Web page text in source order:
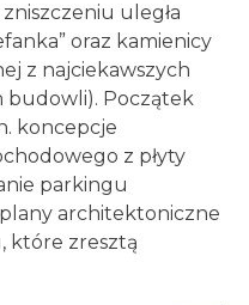
uległa
oraz kamienicy
z najciekawszych
Początek
koncepcje
z płyty
parkingu
architektoniczne
które zresztą